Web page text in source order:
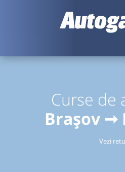
Curse de
Brașov ➞
Vezi